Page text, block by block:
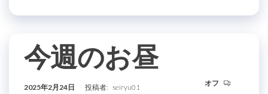
今週のお昼
2025年2月24日 投稿者: seiryu01 オフ